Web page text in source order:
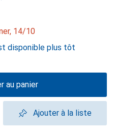
14/10
disponible plus tôt
au panier
Ajouter à la liste